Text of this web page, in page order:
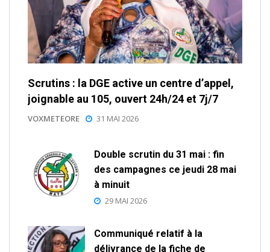
Scrutins : la DGE active un centre d’appel,
joignable au 105, ouvert 24h/24 et 7j/7
VOXMETEORE 31 MAI 2026
Double scrutin du 31 mai : fin
des campagnes ce jeudi 28 mai
à minuit
29 MAI 2026
Communiqué relatif à la
délivrance de la fiche de